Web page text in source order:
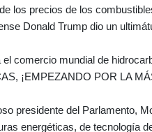
los precios de los
Donald Trump dio un
comercio mundial de
¡EMPEZANDO POR LA
presidente del Parlamento,
energéticas, de tecnología